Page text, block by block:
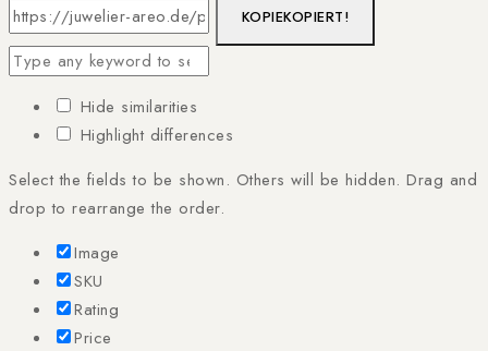
KOPIEKOPIERT!
Hide similarities
Highlight differences
Select the fields to be shown. Others will be hidden. Drag and
drop to rearrange the order.
Image
SKU
Rating
Price